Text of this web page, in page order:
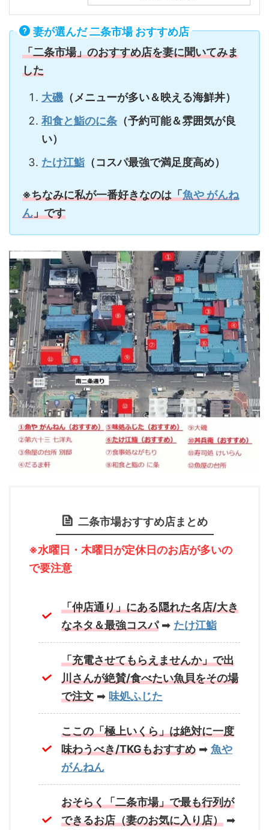
妻が選んだ 二条市場 おすすめ店
「二条市場」のおすすめ店を妻に聞いてみま
した
大磯 （メニューが多い＆映える海鮮丼）
和食と鮨のに条 （予約可能＆雰囲気が良
い）
たけ江鮨 （コスパ最強で満足度高め）
※ちなみに私が一番好きなのは「魚や がんね
ん」です
二条市場おすすめ店まとめ
※水曜日・木曜日が定休日のお店が多いの
で要注意
「仲店通り」にある隠れた名店/大き
なネタ＆最強コスパ➡ たけ江鮨
「充電させてもらえませんか」で出
川さんが絶賛/食べたい魚貝をその場
で注文 ➡ 味処ふじた
ここの「極上いくら」は絶対に一度
味わうべき/TKGもおすすめ ➡ 魚や
がんねん
おそらく「二条市場」で最も行列が
できるお店（妻のお気に入り店） ➡